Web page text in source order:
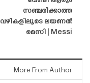
സഞ്ചരിക്കാത്ത
വഴികളിലൂടെ ലയണൽ
മെസി | Messi
More From Author